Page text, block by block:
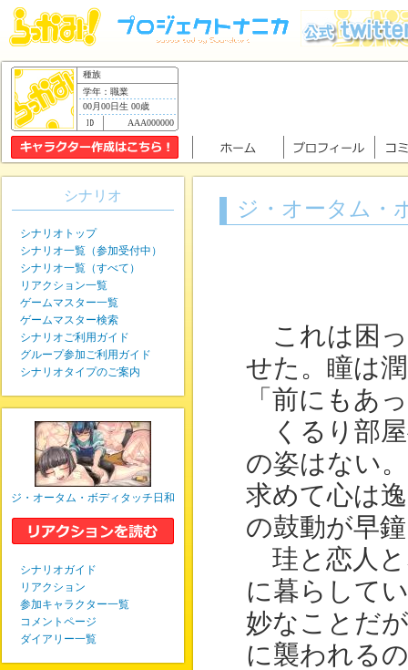
種族
学年：職業
00月00日生 00歳
AAA000000
ジ・オータム・
これは困
せた。瞳は
「前にもあ
くるり部屋
の姿はない
求めて心は
の鼓動が早
珪と恋人と
に暮らして
妙なことだ
に襲われる
シナリオ
シナリオトップ
シナリオ一覧（参加受付中）
シナリオ一覧（すべて）
リアクション一覧
ゲームマスター一覧
ゲームマスター検索
シナリオご利用ガイド
グループ参加ご利用ガイド
シナリオタイプのご案内
ジ・オータム・ボディタッチ日和
シナリオガイド
リアクション
参加キャラクター一覧
コメントページ
ダイアリー一覧